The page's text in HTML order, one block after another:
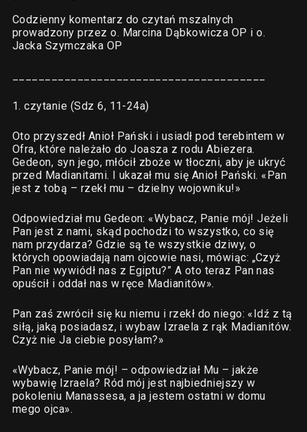
Codzienny komentarz do czytań mszalnych
prowadzony przez o. Marcina Dąbkowicza OP i o.
Jacka Szymczaka OP
1. czytanie (Sdz 6, 11-24a)
Oto przyszedł Anioł Pański i usiadł pod terebintem w
Ofra, które należało do Joasza z rodu Abiezera.
Gedeon, syn jego, młócił zboże w tłoczni, aby je ukryć
przed Madianitami. I ukazał mu się Anioł Pański. «Pan
jest z tobą – rzekł mu – dzielny wojowniku!»
Odpowiedział mu Gedeon: «Wybacz, Panie mój! Jeżeli
Pan jest z nami, skąd pochodzi to wszystko, co się
nam przydarza? Gdzie są te wszystkie dziwy, o
których opowiadają nam ojcowie nasi, mówiąc: „Czyż
Pan nie wywiódł nas z Egiptu?” A oto teraz Pan nas
opuścił i oddał nas w ręce Madianitów».
Pan zaś zwrócił się ku niemu i rzekł do niego: «Idź z tą
siłą, jaką posiadasz, i wybaw Izraela z rąk Madianitów.
Czyż nie Ja ciebie posyłam?»
«Wybacz, Panie mój! – odpowiedział Mu – jakże
wybawię Izraela? Ród mój jest najbiedniejszy w
pokoleniu Manassesa, a ja jestem ostatni w domu
mego ojca».